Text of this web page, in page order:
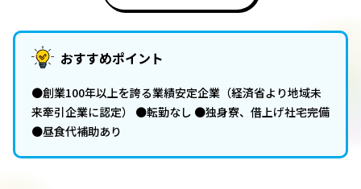
おすすめポイント
●創業100年以上を誇る業績安定企業（経済省より地域未
来牽引企業に認定） ●転勤なし ●独身寮、借上げ社宅完備
●昼食代補助あり